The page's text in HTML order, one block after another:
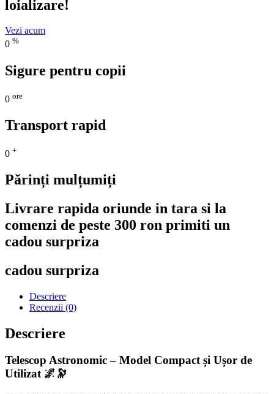
loializare!
Vezi acum
0 %
Sigure pentru copii
0 ore
Transport rapid
0 +
Părinți mulțumiți
Livrare rapida oriunde in tara si la
comenzi de peste 300 ron primiti un
cadou surpriza
cadou surpriza
Descriere
Recenzii (0)
Descriere
Telescop Astronomic – Model Compact și Ușor de
Utilizat🌌🔭